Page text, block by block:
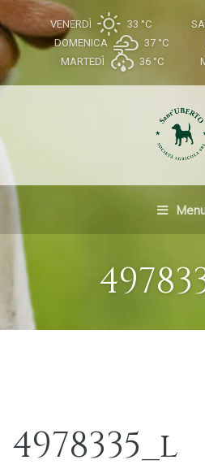
VENERDÌ 33 °C
DOMENICA
37 °C
MARTEDÌ
36 °C
4978335_l